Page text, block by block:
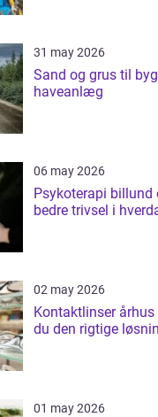
31 may 2026
Sand og grus til
haveanlæg
06 may 2026
Psykoterapi billund en genvej til
bedre trivsel i
02 may 2026
Kontaktlinser århus sådan vælger
du den rigtige
01 may 2026